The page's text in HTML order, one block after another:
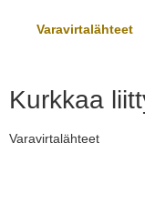
Varavirtalähteet
Kurkkaa
Varavirtalähteet